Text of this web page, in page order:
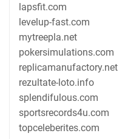
lapsfit.com
levelup-fast.com
mytreepla.net
pokersimulations.com
replicamanufactory.net
rezultate-loto.info
splendifulous.com
sportsrecords4u.com
topceleberites.com